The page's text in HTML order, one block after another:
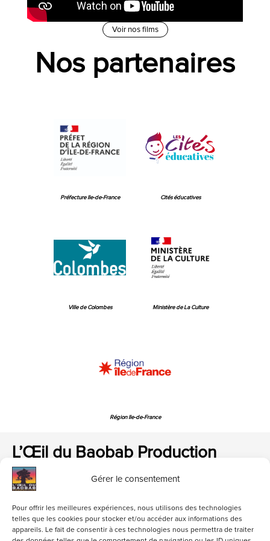
Gérer le consentement
Pour offrir les meilleures expériences, nous utilisons des technologies
telles que les cookies pour stocker et/ou accéder aux informations des
appareils. Le fait de consentir à ces technologies nous permettra de traiter
Voir nos films
Nos partenaires
Préfecture Ile-de-France Cités éducatives
Ville de Colombes Ministère de La Culture
Région Ile-de-France
L’Œil du Baobab Production
loeildubaobab@gmail.com